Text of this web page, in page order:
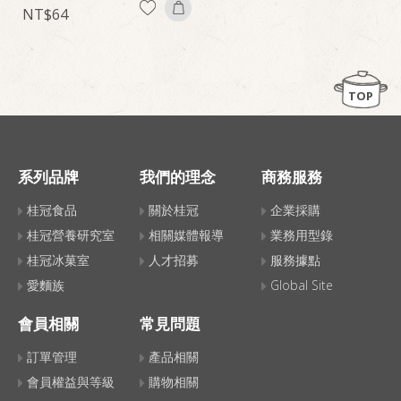
64
TOP
系列品牌
桂冠食品
桂冠營養研究室
桂冠冰菓室
愛麵族
我們的理念
關於桂冠
相關媒體報導
人才招募
商務服務
企業採購
業務用型錄
服務據點
Global Site
會員相關
訂單管理
會員權益與等級
常見問題
產品相關
購物相關